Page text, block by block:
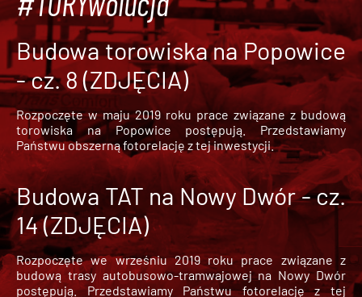
Budowa torowiska na Popowice
- cz. 8 (ZDJĘCIA)
Rozpoczęte w maju 2019 roku prace związane z budową
torowiska na Popowice
postępują. Przedstawiamy
Państwu obszerną fotorelację z tej inwestycji.
Budowa TAT na Nowy Dwór - cz.
14 (ZDJĘCIA)
Rozpoczęte we wrześniu 2019 roku prace związane z
budową trasy autobusowo-tramwajowej na Nowy Dwór
postępują. Przedstawiamy Państwu fotorelację z tej